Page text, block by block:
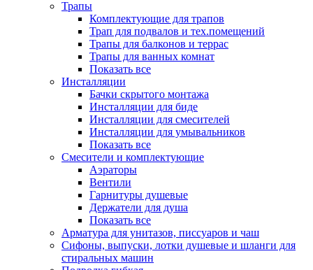
Трапы
Комплектующие для трапов
Трап для подвалов и тех.помещений
Трапы для балконов и террас
Трапы для ванных комнат
Показать все
Инсталляции
Бачки скрытого монтажа
Инсталляции для биде
Инсталляции для смесителей
Инсталляции для умывальников
Показать все
Смесители и комплектующие
Аэраторы
Вентили
Гарнитуры душевые
Держатели для душа
Показать все
Арматура для унитазов, писсуаров и чаш
Сифоны, выпуски, лотки душевые и шланги для
стиральных машин